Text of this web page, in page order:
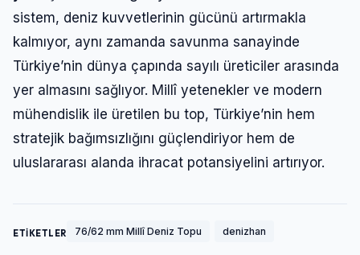
sistem, deniz kuvvetlerinin gücünü artırmakla
kalmıyor, aynı zamanda savunma sanayinde
Türkiye’nin dünya çapında sayılı üreticiler arasında
yer almasını sağlıyor. Millî yetenekler ve modern
mühendislik ile üretilen bu top, Türkiye’nin hem
stratejik bağımsızlığını güçlendiriyor hem de
uluslararası alanda ihracat potansiyelini artırıyor.
ETİKETLER 76/62 mm Millî Deniz Topu denizhan
Şifre
Giriş Yap